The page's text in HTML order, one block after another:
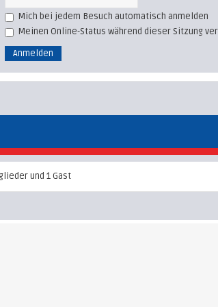
Mich bei jedem Besuch automatisch anmelden
Meinen Online-Status während dieser Sitzung
und 1 Gast